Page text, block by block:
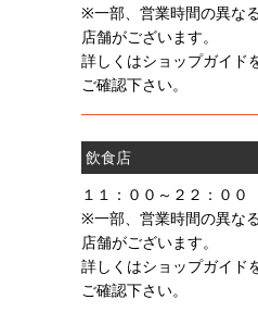
※一部、営業時間の異な
店舗がございます。
詳しくはショップガイド
ご確認下さい。
飲食店
１１：００～２２：００
※一部、営業時間の異な
店舗がございます。
詳しくはショップガイド
ご確認下さい。